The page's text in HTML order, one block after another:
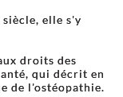
elle s'y
droits des
qui décrit en
de l'ostéopathie.